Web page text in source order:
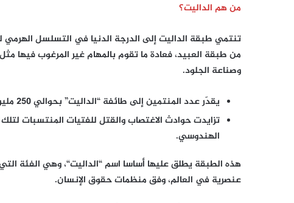
من هم الداليت؟
تنتمي طبقة الداليت إلى الدرجة الدنيا في التسلسل
من طبقة العبيد، فعادة ما تقوم بالمهام غير المرغوب فيها
وصناعة الجلود.
يقدّر عدد المنتمين إلى طائفة “الداليت” بحوالي 250 مليون نسمة وهم من بين أكثر مواطني الهند تعرضا للاضطهاد
تزايدت حوادث الاغتصاب والقتل للفتيات المنتسبات
الهندوسي.
هذه الطبقة يطلق عليها أساسا اسم “الداليت“، وهي الفئة
عنصرية في العالم، وفق منظمات حقوق الإنسان.